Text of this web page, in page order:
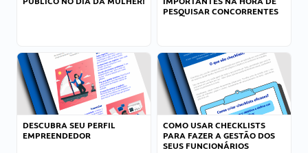
PESQUISAR CONCORRENTES
DESCUBRA SEU PERFIL
EMPREENDEDOR
COMO USAR CHECKLISTS
PARA FAZER A GESTÃO DOS
SEUS FUNCIONÁRIOS